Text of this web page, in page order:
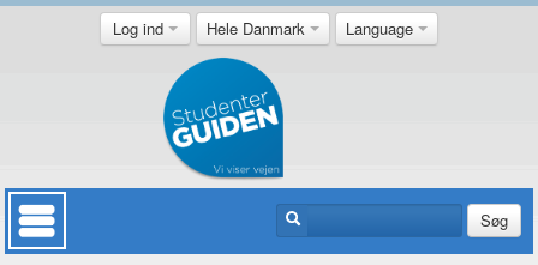
Log ind Hele Danmark Language
Søg